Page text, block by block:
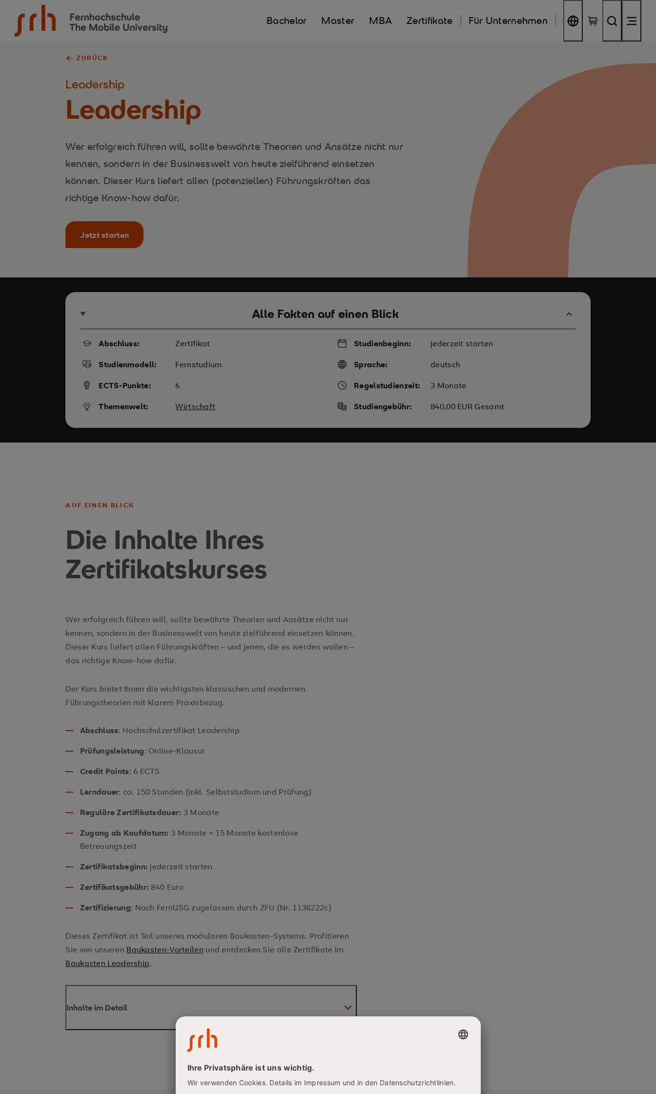
Bachelor Master MBA Zertifikate Für Unternehmen
ZURÜCK
Leadership
Leadership
Wer erfolgreich führen will, sollte bewährte Theorien und Ansätze nicht nur
kennen, sondern in der Businesswelt von heute zielführend einsetzen
können. Dieser Kurs liefert allen (potenziellen) Führungskräften das
richtige Know-how dafür.
Jetzt starten
Alle Fakten auf einen Blick
Abschluss: Zertifikat Studienbeginn:
jederzeit starten
Studienmodell:
Fernstudium Sprache:
deutsch
ECTS-Punkte:
6 Regelstudienzeit:
3 Monate
Themenwelt:
Wirtschaft Studiengebühr: 840,00 EUR Gesamt
AUF EINEN BLICK
Die Inhalte Ihres
Zertifikatskurses
Wer erfolgreich führen will, sollte bewährte Theorien und Ansätze nicht nur
kennen, sondern in der Businesswelt von heute zielführend einsetzen können.
Dieser Kurs liefert allen Führungskräften – und jenen, die es werden wollen –
das richtige Know-how dafür.
Der Kurs bietet Ihnen die wichtigsten klassischen und modernen
Führungstheorien mit klarem Praxisbezug.
Abschluss: Hochschulzertifikat Leadership
Prüfungsleistung: Online-Klausur
Credit Points: 6 ECTS
Lerndauer: ca. 150 Stunden (inkl. Selbststudium und Prüfung)
Reguläre Zertifikatsdauer: 3 Monate
Zugang ab Kaufdatum: 3 Monate + 15 Monate kostenlose
Betreuungszeit
Zertifikatsbeginn: jederzeit starten
Zertifikatsgebühr: 840 Euro
Zertifizierung: Nach FernUSG zugelassen durch ZFU (Nr. 1138222c)
Dieses Zertifikat ist Teil unseres modularen Baukasten-Systems. Profitieren
Sie von unseren Baukasten-Vorteilen und entdecken Sie alle Zertifikate im
Baukasten Leadership.
Inhalte im Detail